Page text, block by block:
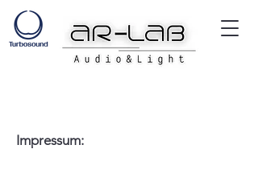
Impressum: